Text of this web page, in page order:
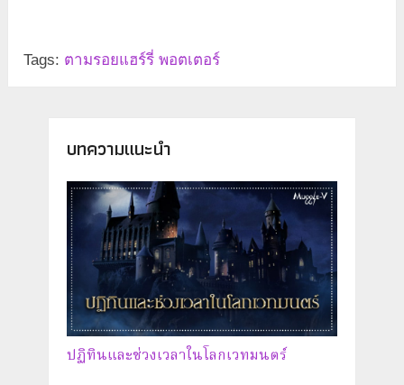
Tags: ตามรอยแฮร์รี่ พอตเตอร์
บทความแนะนำ
ปฏิทินและช่วงเวลาในโลกเวทมนตร์